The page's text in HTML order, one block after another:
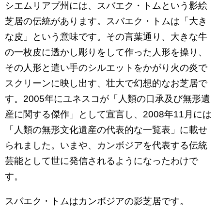
シエムリアプ州には、スバエク・トムという影絵
芝居の伝統があります。スバエク・トムは「大き
な皮」という意味です。その言葉通り、大きな牛
の一枚皮に透かし彫りをして作った人形を操り、
その人形と遣い手のシルエットをかがり火の炎で
スクリーンに映し出す、壮大で幻想的なお芝居で
す。2005年にユネスコが「人類の口承及び無形遺
産に関する傑作」として宣言し、2008年11月には
「人類の無形文化遺産の代表的な一覧表」に載せ
られました。いまや、カンボジアを代表する伝統
芸能として世に発信されるようになったわけで
す。
スバエク・トムはカンボジアの影芝居です。